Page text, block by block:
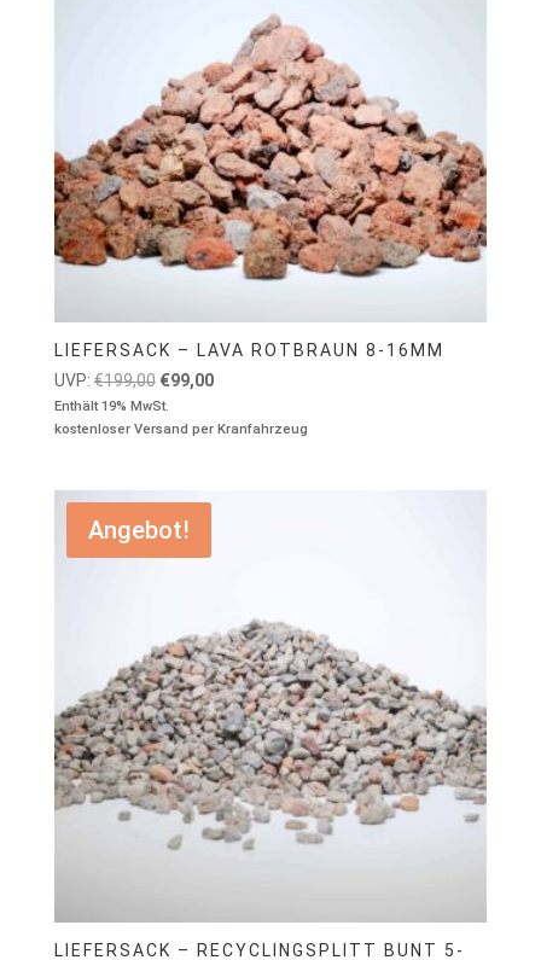
LIEFERSACK – LAVA ROTBRAUN 8-16MM
UVP: €199,00 Ursprünglicher
Preis
war:
€99,00Aktueller
ist:
Enthält 19% MwSt.
kostenloser Versand per Kranfahrzeug
Angebot!
LIEFERSACK – RECYCLINGSPLITT BUNT 5-